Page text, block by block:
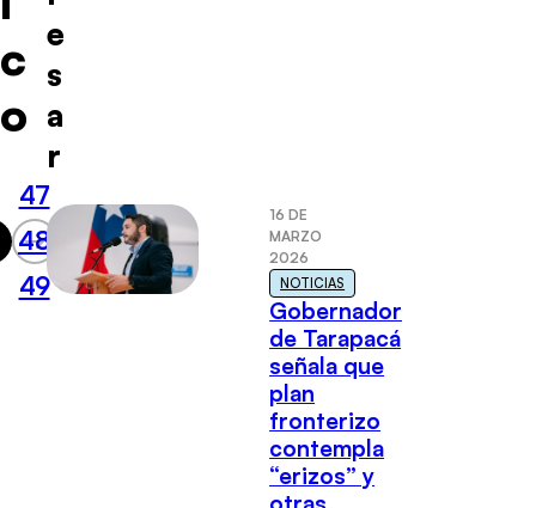
c
o
47
48
49
e
s
a
r
16 DE
MARZO
2026
NOTICIAS
Gobernador
de Tarapacá
señala que
plan
fronterizo
contempla
“erizos” y